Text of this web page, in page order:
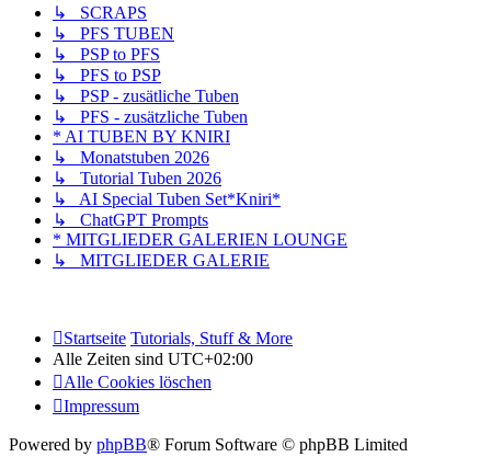
↳ SCRAPS
↳ PFS TUBEN
↳ PSP to PFS
↳ PFS to PSP
↳ PSP - zusätliche Tuben
↳ PFS - zusätzliche Tuben
* AI TUBEN BY KNIRI
↳ Monatstuben 2026
↳ Tutorial Tuben 2026
↳ AI Special Tuben Set*Kniri*
↳ ChatGPT Prompts
* MITGLIEDER GALERIEN LOUNGE
↳ MITGLIEDER GALERIE
Startseite Tutorials, Stuff & More
Alle Zeiten sind UTC+02:00
Alle Cookies löschen
Impressum
Powered by phpBB® Forum Software © phpBB Limited